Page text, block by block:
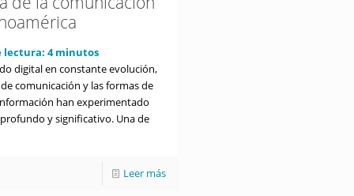
lectura:4 minutos
digital en constante evolución,
comunicación y las formas de
han experimentado
y significativo. Una de
Leer más